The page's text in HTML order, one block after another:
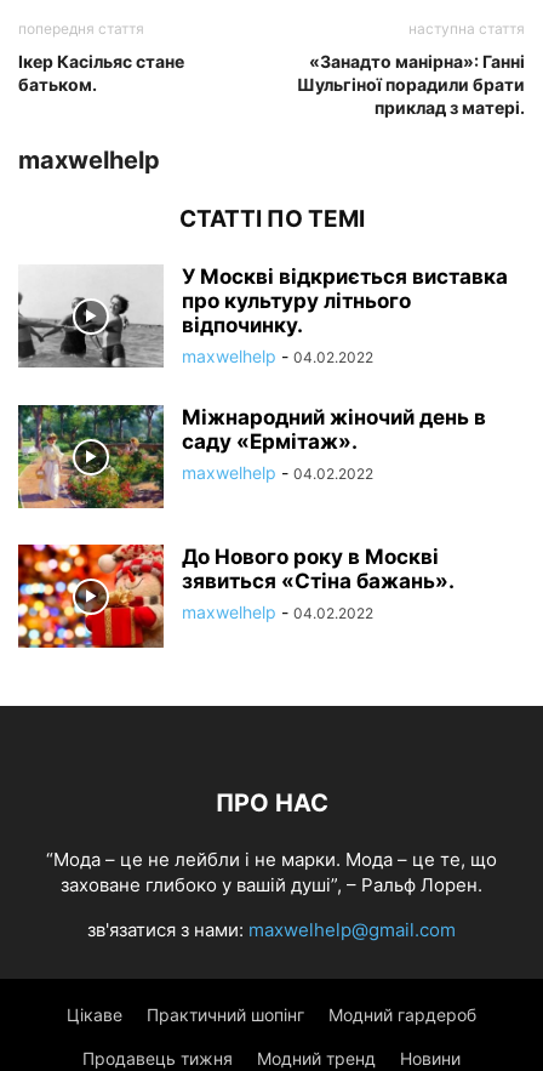
попередня стаття
Ікер Касільяс стане
батьком.
наступна стаття
«Занадто манірна»: Ганні
Шульгіної порадили брати
приклад з матері.
maxwelhelp
СТАТТІ ПО ТЕМІ
У Москві відкриється виставка
про культуру літнього
відпочинку.
maxwelhelp - 04.02.2022
Міжнародний жіночий день в
саду «Ермітаж».
maxwelhelp - 04.02.2022
До Нового року в Москві
зявиться «Стіна бажань».
maxwelhelp - 04.02.2022
ПРО НАС
“Мода – це не лейбли і не марки. Мода – це те, що
заховане глибоко у вашій душі”, – Ральф Лорен.
зв'язатися з нами: maxwelhelp@gmail.com
Цікаве Практичний шопінг Модний гардероб
Продавець тижня Модний тренд Новини